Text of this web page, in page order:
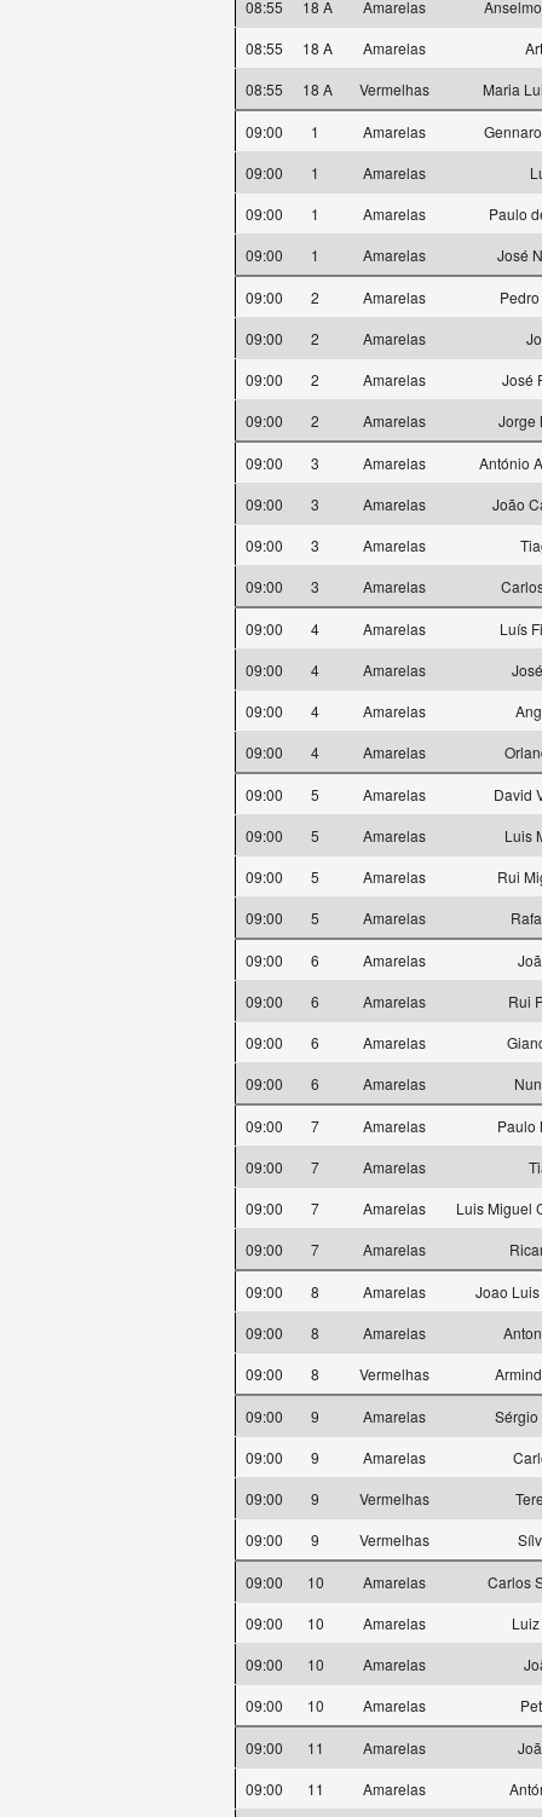
08:55 18 A Amarelas
08:55
18 A Amarelas
08:55
18 A Vermelhas Maria
09:00 1 Amarelas
09:00
1 Amarelas
09:00
1 Amarelas
Paulo
09:00
1 Amarelas José
09:00 2 Amarelas
09:00
2 Amarelas
09:00
2 Amarelas
José
09:00
2 Amarelas Jorge
09:00 3 Amarelas
António
09:00
3 Amarelas
João
09:00
3 Amarelas
09:00
3 Amarelas
09:00 4 Amarelas
Luís
09:00
4 Amarelas
09:00
4 Amarelas
09:00
4 Amarelas
09:00 5 Amarelas
David
09:00
5 Amarelas
Luis
09:00
5 Amarelas
Rui
09:00
5 Amarelas
09:00 6 Amarelas
09:00
6 Amarelas
Rui
09:00
6 Amarelas
09:00
6 Amarelas
09:00 7 Amarelas
Paulo
09:00
7 Amarelas
09:00
7 Amarelas
Luis Miguel
09:00
7 Amarelas
09:00 8 Amarelas
Joao
09:00
8 Amarelas
09:00
8 Vermelhas
09:00 9 Amarelas
Sérgio
09:00
9 Amarelas
09:00
9 Vermelhas
09:00
9 Vermelhas
09:00 10 Amarelas
Carlos
09:00
10 Amarelas
09:00
10 Amarelas
09:00
10 Amarelas
09:00 11 Amarelas
09:00
11 Amarelas